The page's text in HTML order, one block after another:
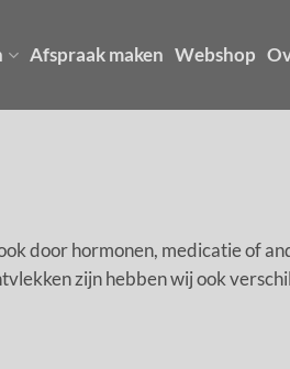
Afspraak maken Webshop
door hormonen, medicatie of
zijn hebben wij ook